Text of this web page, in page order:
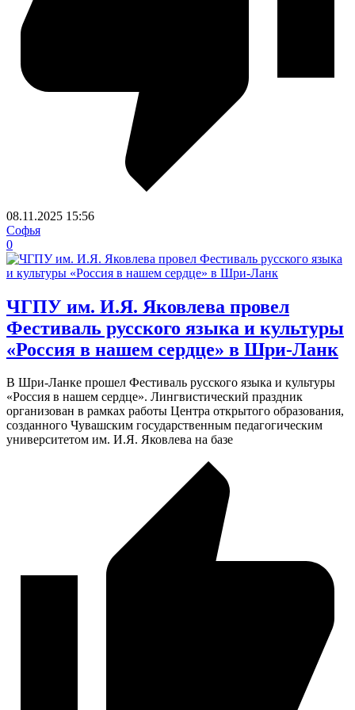
08.11.2025 15:56
Софья
0
ЧГПУ им. И.Я. Яковлева провел
Фестиваль русского языка и культуры
«Россия в нашем сердце» в Шри-Ланк
В Шри-Ланке прошел Фестиваль русского языка и культуры
«Россия в нашем сердце». Лингвистический праздник
организован в рамках работы Центра открытого образования,
созданного Чувашским государственным педагогическим
университетом им. И.Я. Яковлева на базе